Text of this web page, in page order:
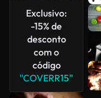
Exclusivo:
-15% de
desconto
com o
código
"COVERR15"